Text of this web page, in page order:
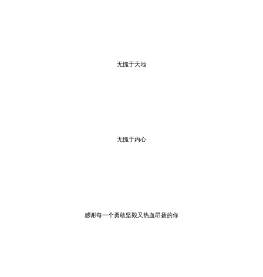
无愧于天地
无愧于内心
感谢每一个勇敢坚毅又热血昂扬的你